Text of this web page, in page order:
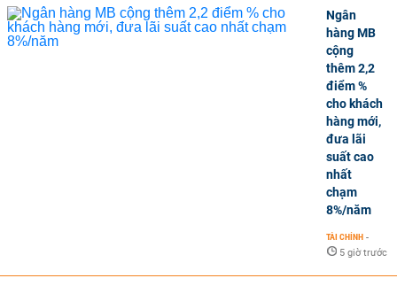
Ngân
hàng MB
cộng
thêm 2,2
điểm %
cho khách
hàng mới,
đưa lãi
suất cao
nhất
chạm
8%/năm
TÀI CHÍNH -
5 giờ trước